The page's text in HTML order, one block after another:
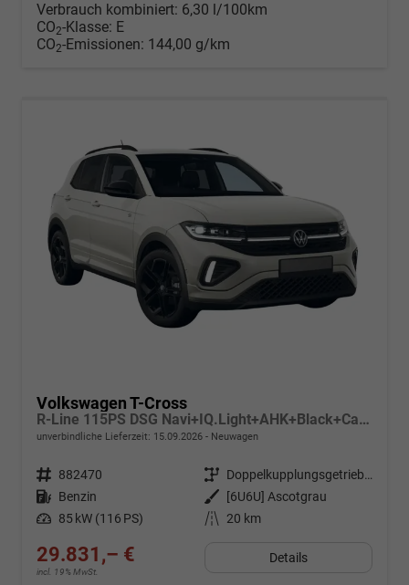
Verbrauch kombiniert: 6,30 l/100km
CO2-Klasse: E
CO2-Emissionen: 144,00 g/km
Volkswagen T-Cross
R-Line 115PS DSG Navi+IQ.Light+AHK+Black+Cam+Keyless+Side+Climatronic+Parklenk
unverbindliche Lieferzeit: 15.09.2026 Neuwagen
Fahrzeugnr. 882470 Getriebe
Doppelkupplungsgetriebe (DSG)
Kraftstoff Benzin Außenfarbe
[6U6U] Ascotgrau
Leistung 85 kW (116 PS) Kilometerstand 20 km
29.831,– €
incl. 19% MwSt.
Details